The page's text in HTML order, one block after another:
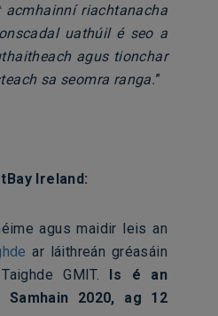
riachtanacha
uathúil é seo a
agus tionchar
sa seomra ranga.”
Ireland:
agus maidir leis an
ar láithreán gréasáin
GMIT. Is é an
2020, ag 12